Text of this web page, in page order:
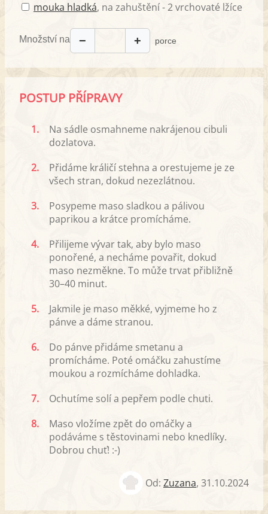
mouka hladká, na zahuštění - 2 vrchovaté lžíce
Množství na − + porce
POSTUP PŘÍPRAVY
1.
Na sádle osmahneme nakrájenou cibuli
dozlatova.
2.
Přidáme králičí stehna a orestujeme je ze
všech stran, dokud nezezlátnou.
3.
Posypeme maso sladkou a pálivou
paprikou a krátce promícháme.
4.
Přilijeme vývar tak, aby bylo maso
ponořené, a necháme povařit, dokud
maso nezměkne. To může trvat přibližně
30–40 minut.
5.
Jakmile je maso měkké, vyjmeme ho z
pánve a dáme stranou.
6.
Do pánve přidáme smetanu a
promícháme. Poté omáčku zahustíme
moukou a rozmícháme dohladka.
7.
Ochutíme solí a pepřem podle chuti.
8.
Maso vložíme zpět do omáčky a
podáváme s těstovinami nebo knedlíky.
Dobrou chuť! :-)
Od: Zuzana, 31.10.2024